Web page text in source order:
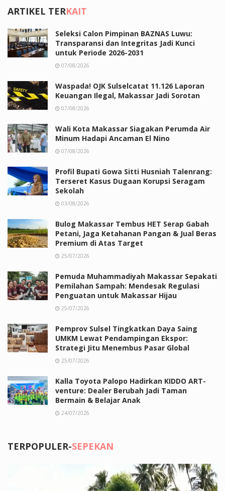
ARTIKEL TERKAIT
Seleksi Calon Pimpinan BAZNAS Luwu:
Transparansi dan Integritas Jadi Kunci
untuk Periode 2026-2031
07/08/2026
Waspada! OJK Sulselcatat 11.126 Laporan
Keuangan Ilegal, Makassar Jadi Sorotan
07/08/2026
Wali Kota Makassar Siagakan Perumda Air
Minum Hadapi Ancaman El Nino
07/08/2026
Profil Bupati Gowa Sitti Husniah Talenrang:
Terseret Kasus Dugaan Korupsi Seragam
Sekolah
03/08/2026
Bulog Makassar Tembus HET Serap Gabah
Petani, Jaga Ketahanan Pangan & Jual Beras
Premium di Atas Target
25/07/2026
Pemuda Muhammadiyah Makassar Sepakati
Pemilahan Sampah: Mendesak Regulasi
Penguatan untuk Makassar Hijau
25/07/2026
Pemprov Sulsel Tingkatkan Daya Saing
UMKM Lewat Pendampingan Ekspor:
Strategi Jitu Menembus Pasar Global
25/07/2026
Kalla Toyota Palopo Hadirkan KIDDO ART-
venture: Dealer Berubah Jadi Taman
Bermain & Belajar Anak
24/07/2026
TERPOPULER-SEPEKAN